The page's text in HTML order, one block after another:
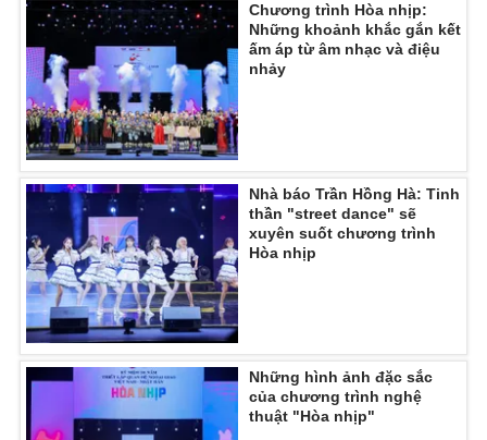
Chương trình Hòa nhịp:
Những khoảnh khắc gắn kết
ấm áp từ âm nhạc và điệu
nhảy
Nhà báo Trần Hồng Hà: Tinh
thần "street dance" sẽ
xuyên suốt chương trình
Hòa nhịp
Những hình ảnh đặc sắc
của chương trình nghệ
thuật "Hòa nhịp"